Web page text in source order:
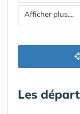
Afficher plus....
Les